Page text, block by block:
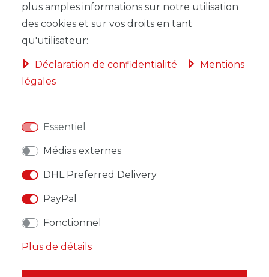
DANS LE PANIER
DESCRIPTION
AUTRES DÉTAILS
plus amples informations sur notre utilisation
des cookies et sur vos droits en tant
qu'utilisateur:
Déclaration de confidentialité
Mentions
légales
Essentiel
Médias externes
DHL Preferred Delivery
PayPal
Fonctionnel
Plus de détails